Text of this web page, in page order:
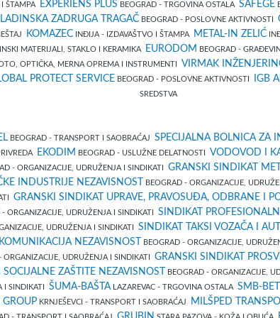
ŠTAMPA EXPERIENS PLUS BEOGRAD - TRGOVINA OSTALA SAFEGE
ZADRUGA TRAGAČBEOGRAD - POSLOVNE AKTIVNOSTI
KOMAZECINĐIJA - IZDAVAŠTVO I ŠTAMPA METAL-IN ZELIĆ
MATERIJALI, STAKLO I KERAMIKA EURODOM BEOGRAD -
OPTIČKA, MERNA OPREMA I INSTRUMENTI VIRMAK
PROTECT SERVICE BEOGRAD - POSLOVNE AKTIVNOSTI IGB
SREDSTVA
BEOGRAD - TRANSPORT I SAOBRAĆAJ SPECIJALNA BOLNICA ZA
EKODIM BEOGRAD - USLUŽNE DELATNOSTI VODOVOD I
- ORGANIZACIJE, UDRUŽENJA I SINDIKATI GRANSKI SINDIKAT
INDUSTRIJE NEZAVISNOST BEOGRAD - ORGANIZACIJE,
GRANSKI SINDIKAT UPRAVE, PRAVOSUĐA, ODBRANE I
- ORGANIZACIJE, UDRUŽENJA I SINDIKATI SINDIKAT
UDRUŽENJA I SINDIKATI SINDIKAT TAKSI VOZAČA I
NEZAVISNOST BEOGRAD - ORGANIZACIJE,
ORGANIZACIJE, UDRUŽENJA I SINDIKATI GRANSKI SINDIKAT
ZAŠTITE NEZAVISNOST BEOGRAD - ORGANIZACIJE,
I SINDIKATI ŠUMA-BAŠTALAZAREVAC - TRGOVINA OSTALA SMB-
GROUP KRNJEŠEVCI - TRANSPORT I SAOBRAĆAJ MILŠPED